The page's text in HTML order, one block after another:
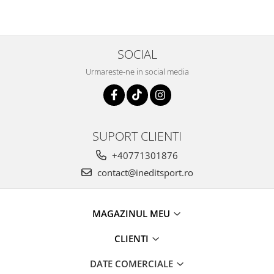
SOCIAL
Urmareste-ne in social media
SUPORT CLIENTI
+40771301876
contact@ineditsport.ro
MAGAZINUL MEU
CLIENTI
DATE COMERCIALE